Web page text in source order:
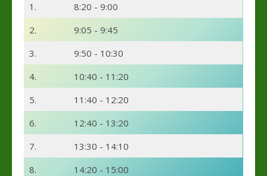
1.
8:20 - 9:00
2.
9:05 - 9:45
3.
9:50 - 10:30
4.
10:40 - 11:20
5.
11:40 - 12:20
6.
12:40 - 13:20
7.
13:30 - 14:10
8.
14:20 - 15:00